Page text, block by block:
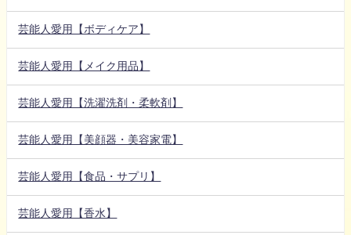
芸能人愛用【ボディケア】
芸能人愛用【メイク用品】
芸能人愛用【洗濯洗剤・柔軟剤】
芸能人愛用【美顔器・美容家電】
芸能人愛用【食品・サプリ】
芸能人愛用【香水】